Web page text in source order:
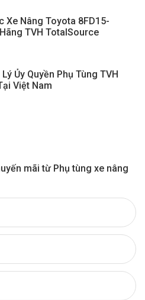
Xe Nâng Toyota 8FD15-
TVH TotalSource
Ủy Quyền Phụ Tùng TVH
Việt Nam
mãi từ Phụ tùng xe nâng